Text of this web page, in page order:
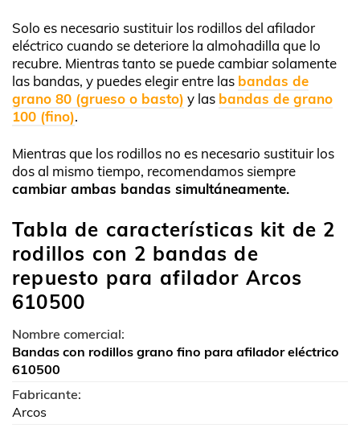
Solo es necesario sustituir los rodillos del afilador
eléctrico cuando se deteriore la almohadilla que lo
recubre. Mientras tanto se puede cambiar solamente
las bandas, y puedes elegir entre las bandas de
grano 80 (grueso o basto) y las bandas de grano
100 (fino).
Mientras que los rodillos no es necesario sustituir los
dos al mismo tiempo, recomendamos siempre
cambiar ambas bandas simultáneamente.
Tabla de características kit de 2
rodillos con 2 bandas de
repuesto para afilador Arcos
610500
Nombre comercial:
Bandas con rodillos grano fino para afilador eléctrico
610500
Fabricante:
Arcos